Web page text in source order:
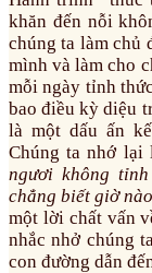
khăn đến nỗi
chúng ta làm chủ
mình và làm cho
mỗi ngày tỉnh
bao điều kỳ diệu
là một dấu ấn
Chúng ta nhớ lại
ngươi không
chẳng biết giờ
một lời chất vấn
nhắc nhở chúng
con đường dẫn